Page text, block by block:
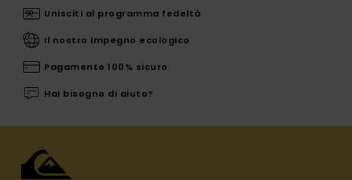
Unisciti al programma fedeltà
Il nostro impegno ecologico
Pagamento 100% sicuro
Hai bisogno di aiuto?